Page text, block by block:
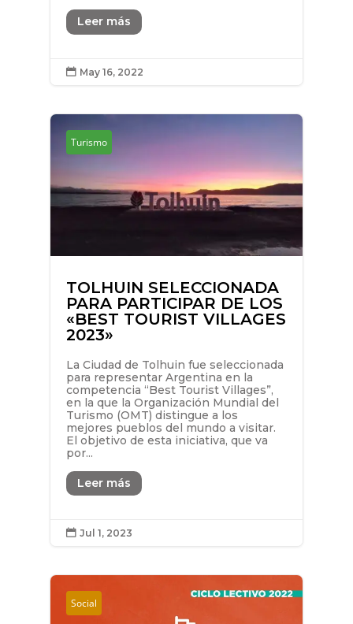
Leer más
 May 16, 2022
Turismo
TOLHUIN SELECCIONADA
PARA PARTICIPAR DE LOS
«BEST TOURIST VILLAGES
2023»
La Ciudad de Tolhuin fue seleccionada
para representar Argentina en la
competencia “Best Tourist Villages”,
en la que la Organización Mundial del
Turismo (OMT) distingue a los
mejores pueblos del mundo a visitar.
El objetivo de esta iniciativa, que va
por...
Leer más
 Jul 1, 2023
Social